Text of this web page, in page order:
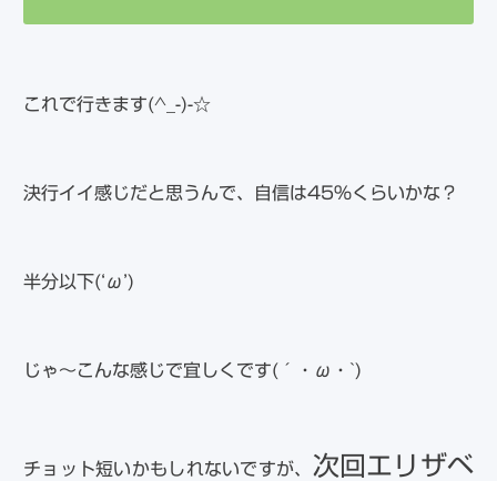
これで行きます(^_-)-☆
決行イイ感じだと思うんで、自信は45％くらいかな？
半分以下(‘ω’)
じゃ～こんな感じで宜しくです(´・ω・`)
チョット短いかもしれないですが、 次回エリザベ